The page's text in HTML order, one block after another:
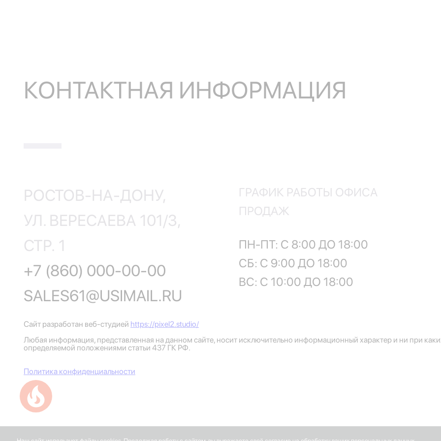
Успейте купить коммерческое помещение
КОНТАКТНАЯ ИНФОРМАЦИЯ
РОСТОВ-НА-ДОНУ,
УЛ. ВЕРЕСАЕВА 101/3,
СТР. 1
+7 (860) 000-00-00
SALES61@USIMAIL.RU
ГРАФИК РАБОТЫ ОФИСА
ПРОДАЖ
ПН-ПТ: С 8:00 ДО 18:00
СБ: С 9:00 ДО 18:00
ВС: С 10:00 ДО 18:00
Сайт разработан веб-студией https://pixel2.studio/
Любая информация, представленная на данном сайте, носит исключительно информационный характер и ни при
определяемой положениями статьи 437 ГК РФ.
Политика конфиденциальности